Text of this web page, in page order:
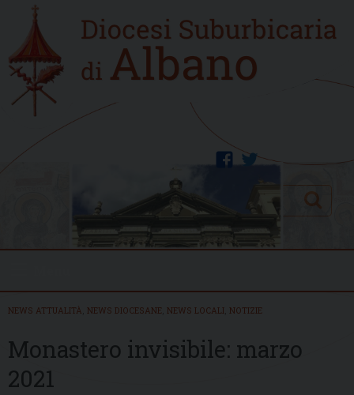
content
Home
new
twitter
facebook
Search
NEWS ATTUALITÀ NEWS DIOCESANE NEWS LOCALI NOTIZIE
Monastero invisibile: marzo
2021